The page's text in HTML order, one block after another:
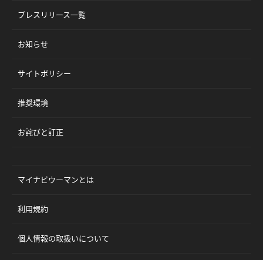
プレスリリース一覧
お知らせ
サイトポリシー
推奨環境
お詫びと訂正
マイナビウーマンとは
利用規約
個人情報の取扱いについて